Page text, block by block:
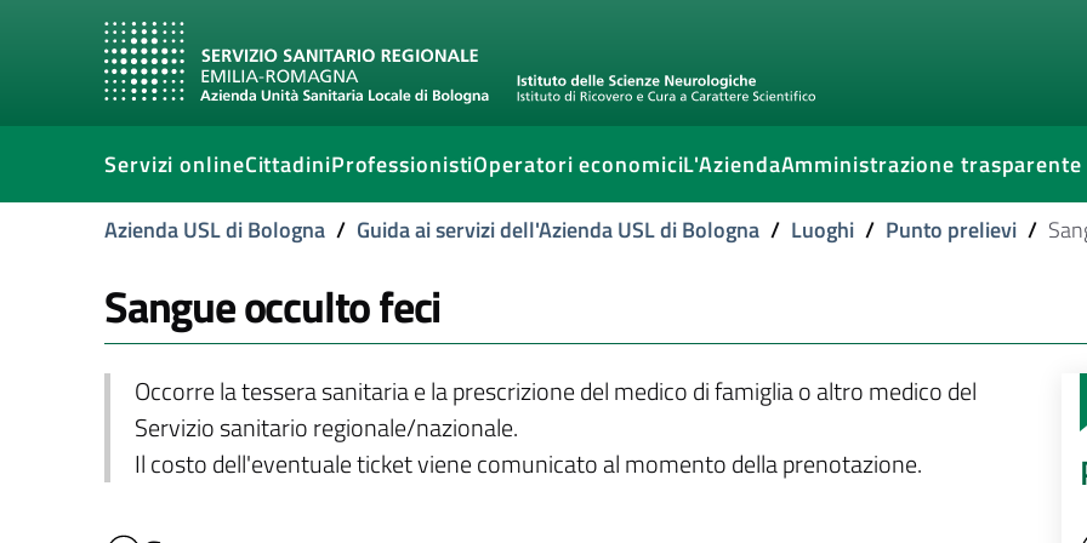
Servizi onlineCittadiniProfessionistiOperatori economiciL'AziendaAmministrazione trasparente
Azienda USL di Bologna / Guida ai servizi dell'Azienda USL di Bologna / Luoghi / Punto prelievi /
Sangue occulto feci
Occorre la tessera sanitaria e la prescrizione del medico di famiglia o altro medico del
Servizio sanitario regionale/nazionale.
Il costo dell'eventuale ticket viene comunicato al momento della prenotazione.